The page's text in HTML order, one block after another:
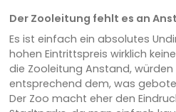
Der Zooleitung fehlt es an
Es ist einfach ein absolutes
hohen Eintrittspreis wirklich
die Zooleitung Anstand, würden
entsprechend dem, was
Der Zoo macht eher den